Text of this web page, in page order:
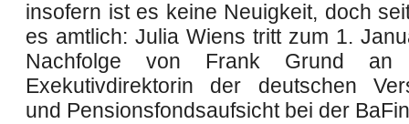
insofern ist es keine Neuigkeit, doch
es amtlich: Julia Wiens tritt zum 1.
Nachfolge von Frank Grund
Exekutivdirektorin der deutschen
und Pensionsfondsaufsicht bei der